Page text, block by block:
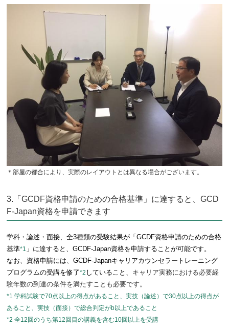
＊部屋の都合により、実際のレイアウトとは異なる場合がございます。
3.「GCDF資格申請のための合格基準」に達すると、GCD
F-Japan資格を申請できます
学科・論述・面接、全3種類の受験結果が「GCDF資格申請のための合格
基準*1 」に達すると、GCDF-Japan資格を申請することが可能です。
なお、資格申請には、GCDF-Japanキャリアカウンセラートレーニング
プログラムの受講を修了*2 していること
、キャリア実務における必要経
験年数の到達の条件を満たすことも必要です。
*1 学科試験で70点以上の得点があること、実技（論述）で30点以上の得点が
あること、実技（面接）で総合判定がb以上であること
*2 全12回のうち第12回目の講義を含む10回以上を受講